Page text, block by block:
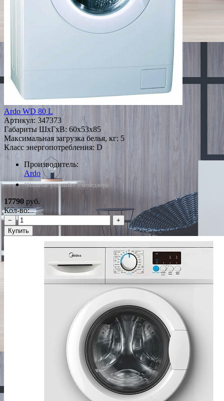
Ardo WD 80 L
Артикул: 347373
Габариты ШxГxВ: 60x53x85
Максимальная загрузка белья, кг: 5
Класс энергопотребления: D
Производитель:
Ardo
*Наличие уточняйте у менеджера
17790 руб.
Кол-во:
−
+
Купить